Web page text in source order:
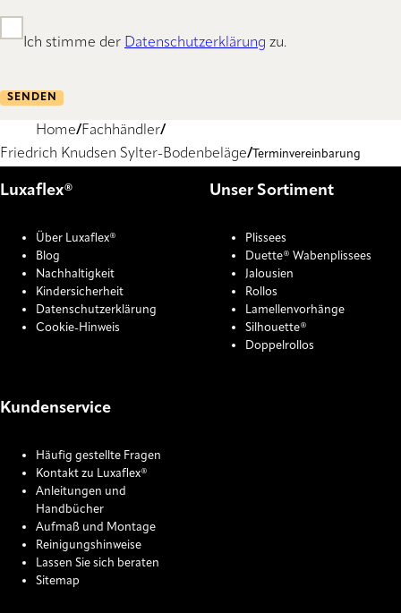
Ich stimme der Datenschutzerklärung zu.
SENDEN
Home Fachhändler
Friedrich Knudsen Sylter-Bodenbeläge
Terminvereinbarung
Luxaflex®
Über Luxaflex®
Blog
Nachhaltigkeit
Kindersicherheit
Datenschutzerklärung
Cookie-Hinweis
Unser Sortiment
Plissees
Duette® Wabenplissees
Jalousien
Rollos
Lamellenvorhänge
Silhouette®
Doppelrollos
Kundenservice
Häufig gestellte Fragen
Kontakt zu Luxaflex®
Anleitungen und
Handbücher
Aufmaß und Montage
Reinigungshinweise
Lassen Sie sich beraten
Sitemap